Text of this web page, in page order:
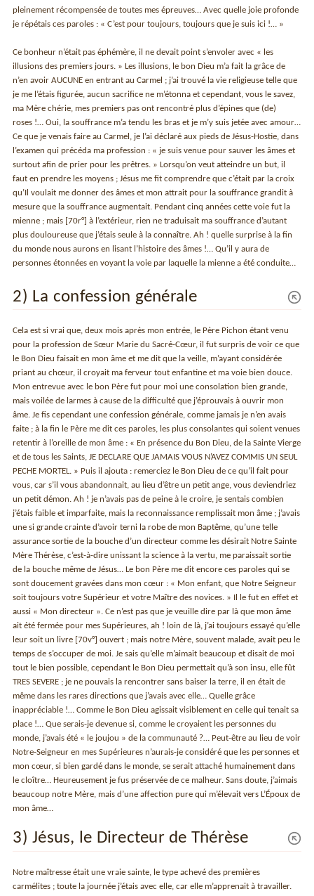
pleinement récompensée de toutes mes épreuves… Avec quelle joie profonde
je répétais ces paroles : « C’est pour toujours, toujours que je suis ici !… »
Ce bonheur n’était pas éphémère, il ne devait point s’envoler avec « les
illusions des premiers jours. » Les illusions, le bon Dieu m’a fait la grâce de
n’en avoir AUCUNE en entrant au Carmel ; j’ai trouvé la vie religieuse telle que
je me l’étais figurée, aucun sacrifice ne m’étonna et cependant, vous le savez,
ma Mère chérie, mes premiers pas ont rencontré plus d’épines que (de)
roses !… Oui, la souffrance m’a tendu les bras et je m’y suis jetée avec amour…
Ce que je venais faire au Carmel, je l’ai déclaré aux pieds de Jésus-Hostie, dans
l’examen qui précéda ma profession : « je suis venue pour sauver les âmes et
surtout afin de prier pour les prêtres. » Lorsqu’on veut atteindre un but, il
faut en prendre les moyens ; Jésus me fit comprendre que c’était par la croix
qu’Il voulait me donner des âmes et mon attrait pour la souffrance grandit à
mesure que la souffrance augmentait. Pendant cinq années cette voie fut la
mienne ; mais [70r°] à l’extérieur, rien ne traduisait ma souffrance d’autant
plus douloureuse que j’étais seule à la connaître. Ah ! quelle surprise à la fin
du monde nous aurons en lisant l’histoire des âmes !… Qu’il y aura de
personnes étonnées en voyant la voie par laquelle la mienne a été conduite…
2) La confession générale
Cela est si vrai que, deux mois après mon entrée, le Père Pichon étant venu
pour la profession de Sœur Marie du Sacré-Cœur, il fut surpris de voir ce que
le Bon Dieu faisait en mon âme et me dit que la veille, m’ayant considérée
priant au chœur, il croyait ma ferveur tout enfantine et ma voie bien douce.
Mon entrevue avec le bon Père fut pour moi une consolation bien grande,
mais voilée de larmes à cause de la difficulté que j’éprouvais à ouvrir mon
âme. Je fis cependant une confession générale, comme jamais je n’en avais
faite ; à la fin le Père me dit ces paroles, les plus consolantes qui soient venues
retentir à l’oreille de mon âme : « En présence du Bon Dieu, de la Sainte Vierge
et de tous les Saints, JE DECLARE QUE JAMAIS VOUS N’AVEZ COMMIS UN SEUL
PECHE MORTEL. » Puis il ajouta : remerciez le Bon Dieu de ce qu’il fait pour
vous, car s’il vous abandonnait, au lieu d’être un petit ange, vous deviendriez
un petit démon. Ah ! je n’avais pas de peine à le croire, je sentais combien
j’étais faible et imparfaite, mais la reconnaissance remplissait mon âme ; j’avais
une si grande crainte d’avoir terni la robe de mon Baptême, qu’une telle
assurance sortie de la bouche d’un directeur comme les désirait Notre Sainte
Mère Thérèse, c’est-à-dire unissant la science à la vertu, me paraissait sortie
de la bouche même de Jésus… Le bon Père me dit encore ces paroles qui se
sont doucement gravées dans mon cœur : « Mon enfant, que Notre Seigneur
soit toujours votre Supérieur et votre Maître des novices. » Il le fut en effet et
aussi « Mon directeur ». Ce n’est pas que je veuille dire par là que mon âme
ait été fermée pour mes Supérieures, ah ! loin de là, j’ai toujours essayé qu’elle
leur soit un livre [70v°] ouvert ; mais notre Mère, souvent malade, avait peu le
temps de s’occuper de moi. Je sais qu’elle m’aimait beaucoup et disait de moi
tout le bien possible, cependant le Bon Dieu permettait qu’à son insu, elle fût
TRES SEVERE ; je ne pouvais la rencontrer sans baiser la terre, il en était de
même dans les rares directions que j’avais avec elle… Quelle grâce
inappréciable !… Comme le Bon Dieu agissait visiblement en celle qui tenait sa
place !… Que serais-je devenue si, comme le croyaient les personnes du
monde, j’avais été « le joujou » de la communauté ?… Peut-être au lieu de voir
Notre-Seigneur en mes Supérieures n’aurais-je considéré que les personnes et
mon cœur, si bien gardé dans le monde, se serait attaché humainement dans
le cloître… Heureusement je fus préservée de ce malheur. Sans doute, j’aimais
beaucoup notre Mère, mais d’une affection pure qui m’élevait vers L’Époux de
mon âme…
3) Jésus, le Directeur de Thérèse
Notre maîtresse était une vraie sainte, le type achevé des premières
carmélites ; toute la journée j’étais avec elle, car elle m’apprenait à travailler.